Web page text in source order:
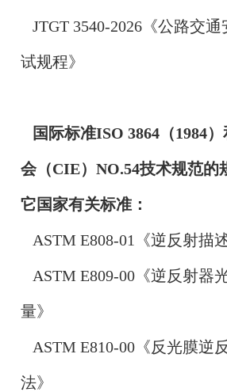
JTGT 3540-2026《公路交
试规程》
国际标准ISO 3864（1984
会（CIE）NO.54技术规范的
它国家有关标准：
ASTM E808-01《逆反射描
ASTM E809-00《逆反射器
量》
ASTM E810-00《反光膜逆
法》